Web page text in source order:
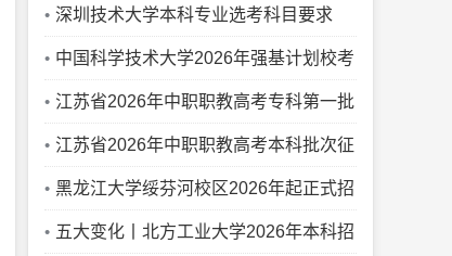
深圳技术大学本科专业选考科目要求
（2026年）
中国科学技术大学2026年强基计划校考
笔试通知
江苏省2026年中职职教高考专科第一批
次院校投档线（按科目组排序）
江苏省2026年中职职教高考本科批次征
求平行志愿院校投档线
黑龙江大学绥芬河校区2026年起正式招
生五大变化丨北方工业大学2026年本科招